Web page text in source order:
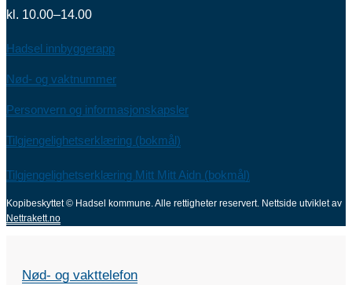
kl. 10.00–14.00
Hadsel innbyggerapp
Nød- og vaktnummer
Personvern og informasjonskapsler
Tilgjengelighetserklæring (bokmål)
Tilgjengelighetserklæring Mitt Mitt Aidn (bokmål)
Kopibeskyttet © Hadsel kommune. Alle rettigheter reservert. Nettside utviklet av
Nettrakett.no
Nød- og vakttelefon